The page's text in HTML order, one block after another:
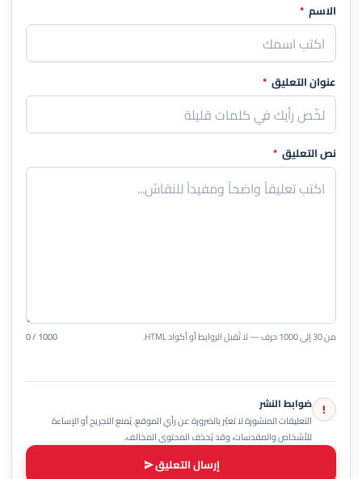
اترك هذا الحقل فارغاً
الاسم *
عنوان التعليق *
نص التعليق *
من 30 إلى 1000 حرف — لا تُقبل الروابط أو أكواد HTML. 0 / 1000
! ضوابط النشر
التعليقات المنشورة لا تعبّر بالضرورة عن رأي الموقع. يُمنع التجريح أو الإساءة
للأشخاص والمقدسات، وقد يُحذف المحتوى المخالف.
إرسال التعليق